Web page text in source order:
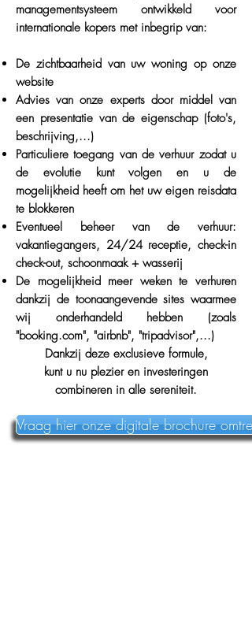
managementsysteem ontwikkeld voor
internationale kopers met inbegrip van:
De zichtbaarheid van uw woning op onze
website
Advies van onze experts door middel van
een presentatie van de eigenschap (foto's,
beschrijving,...)
Particuliere toegang van de verhuur zodat u
de evolutie kunt volgen en u de
mogelijkheid heeft om het uw eigen reisdata
te blokkeren
Eventueel beheer van de verhuur:
vakantiegangers, 24/24 receptie, check-in
check-out, schoonmaak + wasserij
De mogelijkheid meer weken te verhuren
dankzij de toonaangevende sites waarmee
wij onderhandeld hebben (zoals
"booking.com", "airbnb", "tripadvisor",...)
Dankzij deze exclusieve formule,
kunt u nu plezier en investeringen
combineren in alle sereniteit.
Vraag hier onze digitale brochure